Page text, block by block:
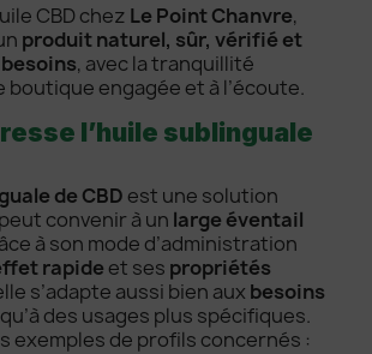
CBD chez Le Point Chanvre,
produit naturel, sûr, vérifié et
, avec la tranquillité
boutique engagée et à l’écoute.
l’huile sublinguale
de CBD est une solution
convenir à un large éventail
à son mode d’administration
rapide et ses propriétés
s’adapte aussi bien aux besoins
qu’à des usages plus spécifiques.
exemples de profils concernés :